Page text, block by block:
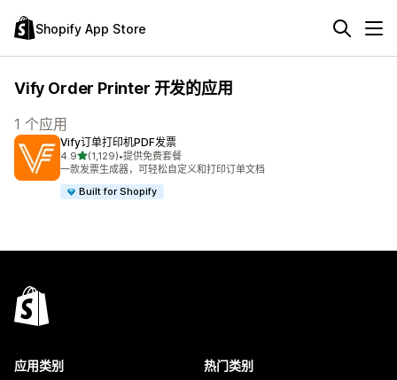
Shopify App Store
Vify Order Printer 开发的应用
1 个应用
Vify订单打印机PDF发票
4.9星（满分 5 星）
(1,129)
总共 1129 条评论
•提供免费套餐
一款发票生成器，可轻松自定义和打印订单文档
Built for Shopify
应用类别 热门类别